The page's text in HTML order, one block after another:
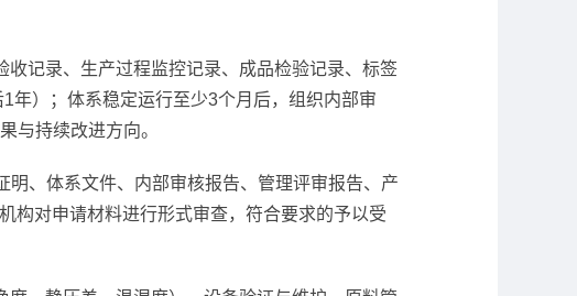
记录、生产过程监控记录、成品检验记录、标签
年）；体系稳定运行至少3个月后，组织内部审
与持续改进方向。
、体系文件、内部审核报告、管理评审报告、产
构对申请材料进行形式审查，符合要求的予以受